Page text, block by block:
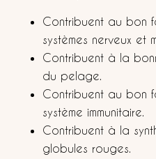
Contribuent au bon
systèmes nerveux et
Contribuent à la
du pelage.
Contribuent au bon
système immunitaire.
Contribuent à la
globules rouges.